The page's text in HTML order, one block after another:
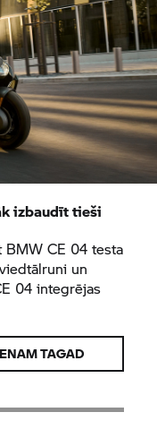
izbaudīt tieši
BMW CE 04 testa
un
04 integrējas
TAGAD